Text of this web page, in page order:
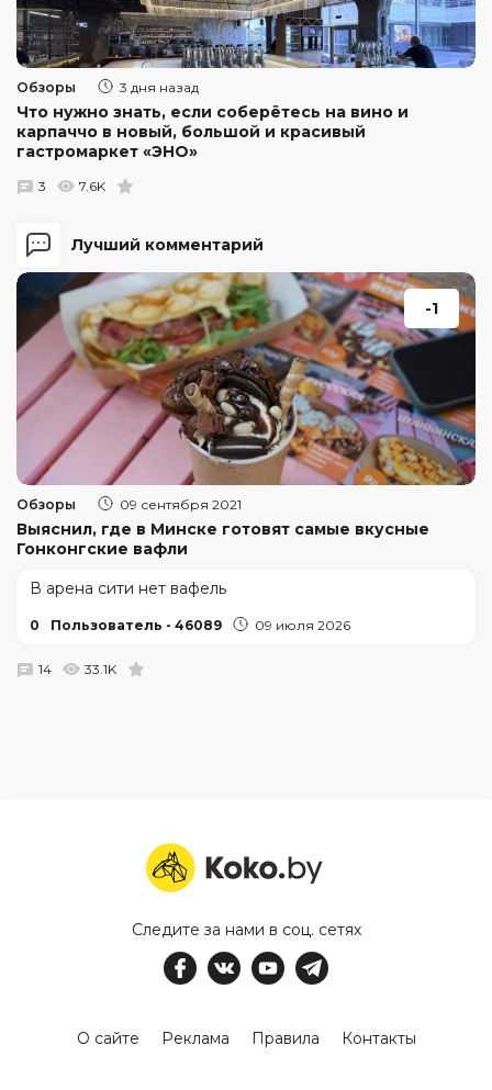
Лучший комментарий
-1
Обзоры 09 сентября 2021
Выяснил, где в Минске готовят самые вкусные
Гонконгские вафли
В арена сити нет вафель
0 Пользователь - 46089 09 июля 2026
14 33.1K
Обзоры 3 дня назад
Что нужно знать, если соберётесь на вино и
карпаччо в новый, большой и красивый
гастромаркет «ЭНО»
3 7.6K
Следите за нами в соц. сетях
О сайте Реклама Правила Контакты